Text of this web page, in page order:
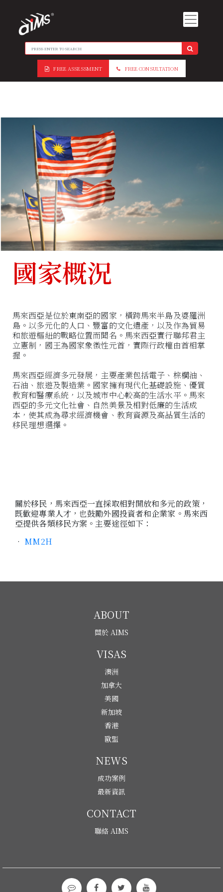
FREE ASSESSMENT FREE CONSULTATION
國家概況
馬來西亞是位於東南亞的國家，橫跨馬來半島及婆羅洲
島。以多元化的人口、豐富的文化遺產，以及作為貿易
和旅遊樞紐的戰略位置而聞名。馬來西亞實行聯邦君主
立憲制，國王為國家象徵性元首，實際行政權由首相掌
握。
馬來西亞經濟多元發展，主要產業包括電子、棕櫚油、
石油、旅遊及製造業。國家擁有現代化基礎設施、優質
教育和醫療系統，以及城市中心較高的生活水平。馬來
西亞的多元文化社會、自然美景及相對低廉的生活成
本，使其成為尋求經濟機會、教育資源及高品質生活的
移民理想選擇。
關於移民，馬來西亞一直採取相對開放和多元的政策，
既歡迎專業人才，也鼓勵外國投資者和企業家。馬來西
亞提供各類移民方案。主要途徑如下：
• MM2H
ABOUT
關於 AIMS
VISAS
澳洲
加拿大
美國
新加坡
香港
歐盟
NEWS
成功案例
最新資訊
CONTACT
聯絡 AIMS